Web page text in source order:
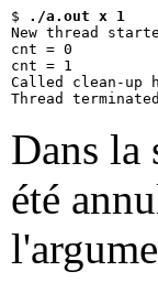
$
./a.out x 1
New thread
cnt = 0
cnt = 1
Called clean-up
Dans la
été